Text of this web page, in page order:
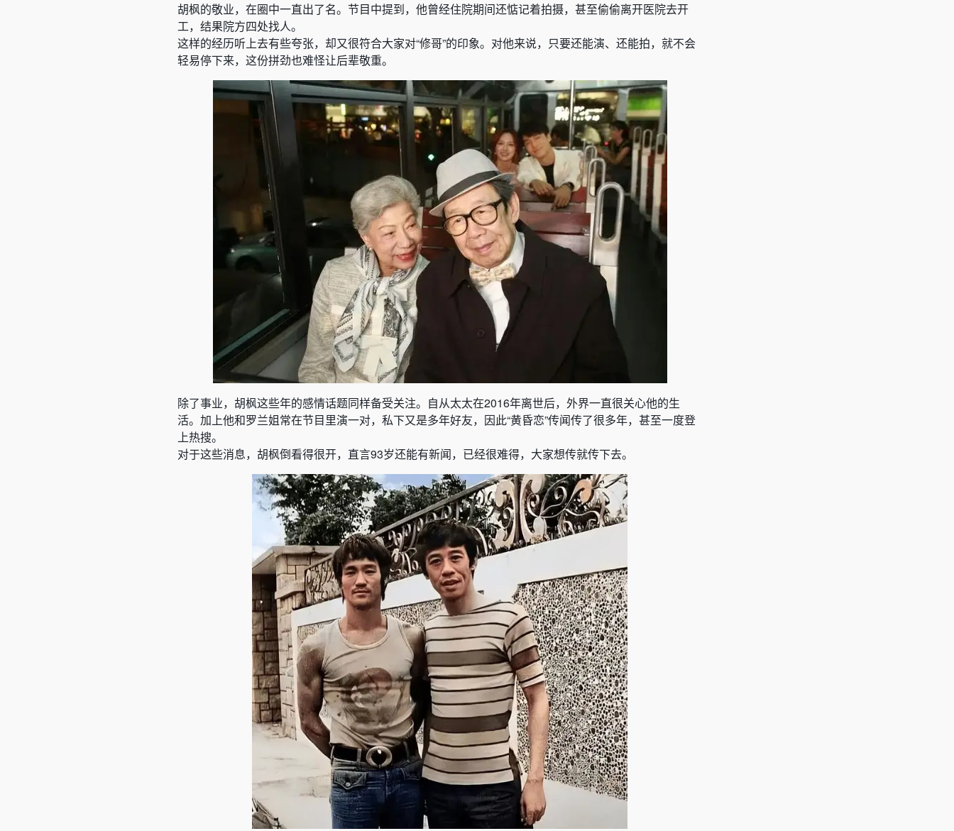
胡枫的敬业，在圈中一直出了名。节目中提到，他曾经住院期间还惦记着拍摄，甚至偷偷离开医院去开
工，结果院方四处找人。
这样的经历听上去有些夸张，却又很符合大家对“修哥”的印象。对他来说，只要还能演、还能拍，就不会
轻易停下来，这份拼劲也难怪让后辈敬重。
除了事业，胡枫这些年的感情话题同样备受关注。自从太太在2016年离世后，外界一直很关心他的生
活。加上他和罗兰姐常在节目里演一对，私下又是多年好友，因此“黄昏恋”传闻传了很多年，甚至一度登
上热搜。
对于这些消息，胡枫倒看得很开，直言93岁还能有新闻，已经很难得，大家想传就传下去。